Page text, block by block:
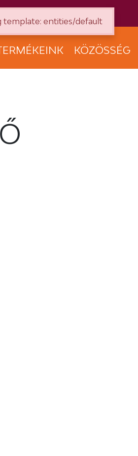
KÖZÖSSÉG
template: entities/default